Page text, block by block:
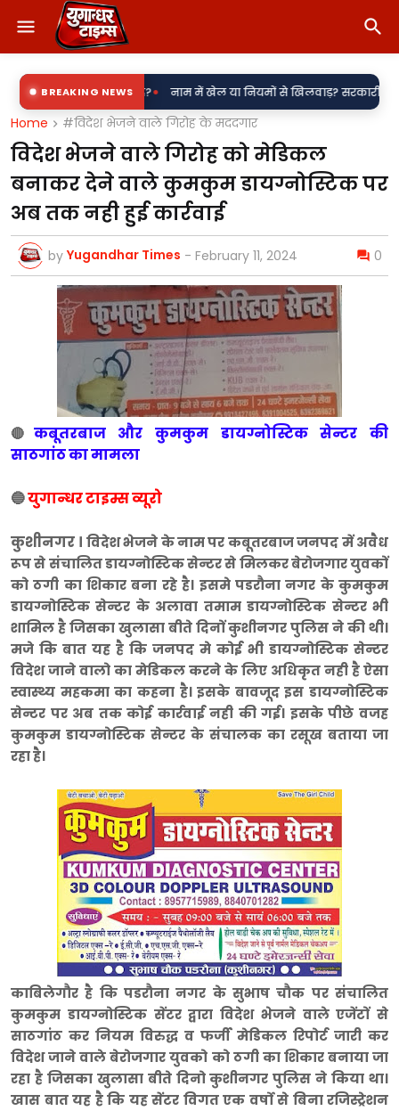
BREAKING NEWS
उपकेंद्र?• नाम में खेल या नियमों से खिलवाड़? सरकारी शिलापट्टों पर 'किरन'
Home #विदेश भेजने वाले गिरोह के मददगार
विदेश भेजने वाले गिरोह को मेडिकल
बनाकर देने वाले कुमकुम डायग्नोस्टिक पर
अब तक नही हुई कार्रवाई
by Yugandhar Times - February 11, 2024 0
🔴 कबूतरबाज और कुमकुम डायग्नोस्टिक सेन्टर की
साठगांठ का मामला
🔵युगान्धर टाइम्स व्यूरो
कुशीनगर । विदेश भेजने के नाम पर कबूतरबाज जनपद में अवैध
रूप से संचालित डायग्नोस्टिक सेन्टर से मिलकर बेरोजगार युवकों
को ठगी का शिकार बना रहे है। इसमे पडरौना नगर के कुमकुम
डायग्नोस्टिक सेन्टर के अलावा तमाम डायग्नोस्टिक सेन्टर भी
शामिल है जिसका खुलासा बीते दिनों कुशीनगर पुलिस ने की थी।
मजे कि बात यह है कि जनपद मे कोई भी डायग्नोस्टिक सेन्टर
विदेश जाने वालो का मेडिकल करने के लिए अधिकृत नही है ऐसा
स्वास्थ्य महकमा का कहना है। इसके बावजूद इस डायग्नोस्टिक
सेन्टर पर अब तक कोई कार्रवाई नही की गई। इसके पीछे वजह
कुमकुम डायग्नोस्टिक सेन्टर के संचालक का रसूख बताया जा
रहा है।
काबिलेगौर है कि पडरौना नगर के सुभाष चौक पर संचालित
कुमकुम डायग्नोस्टिक सेंटर द्वारा विदेश भेजने वाले एजेंटों से
साठगांठ कर नियम विरुद्ध व फर्जी मेडिकल रिपोर्ट जारी कर
विदेश जाने वाले बेरोजगार युवको को ठगी का शिकार बनाया जा
रहा है जिसका खुलासा बीते दिनो कुशीनगर पुलिस ने किया था।
खास बात यह है कि यह सेंटर विगत एक वर्षो से बिना रजिस्ट्रेशन